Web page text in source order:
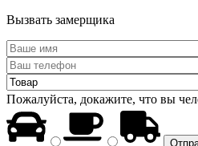
Вызвать замерщика
Пожалуйста, докажите, что вы